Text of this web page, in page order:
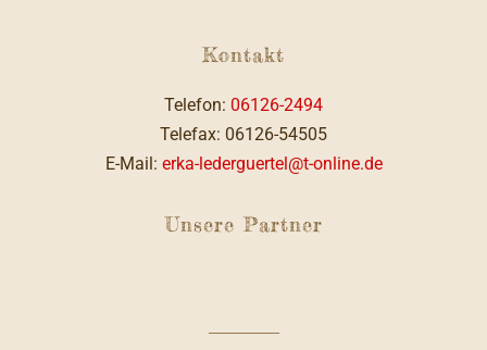
Kontakt
Telefon: 06126-2494
Telefax: 06126-54505
E-Mail: erka-lederguertel@t-online.de
Unsere Partner